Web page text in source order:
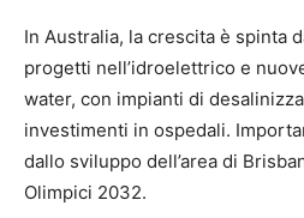
In Australia, la crescita è spinta
progetti nell’idroelettrico e
water, con impianti di
investimenti in ospedali.
dallo sviluppo dell’area di
Olimpici 2032.